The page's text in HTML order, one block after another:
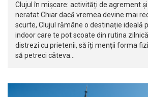
Clujul în mișcare: activități de agrement
neratat Chiar dacă vremea devine mai
scurte, Clujul rămâne o destinație ideală
indoor care te pot scoate din rutina
distrezi cu prietenii, să îți menții forma
să petreci câteva…